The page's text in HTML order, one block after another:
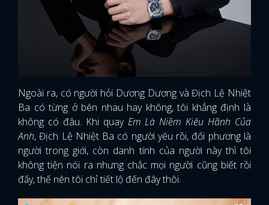
Ngoài ra, có người hỏi Dương Dương và Địch Lệ Nhiệt
Ba có từng ở bên nhau hay không, tôi khẳng định là
không có đâu. Khi quay Em Là Niềm Kiêu Hãnh Của
Anh, Địch Lệ Nhiệt Ba có người yêu rồi, đối phương là
người trong giới, còn danh tính của người này thì tôi
không tiện nói ra nhưng chắc mọi người cũng biết rồi
đấy, thế nên tôi chỉ tiết lộ đến đây thôi.